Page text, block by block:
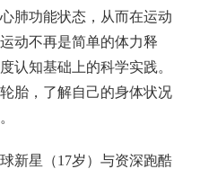
肺功能状态，从而在运动
动不再是简单的体力释
认知基础上的科学实践。
胎，了解自己的身体状况
新星（17岁）与资深跑酷